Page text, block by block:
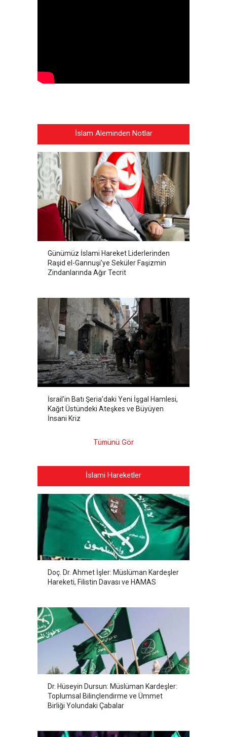
İslam Aleminden Notlar
Günümüz İslami Hareket Liderlerinden
Raşid el-Gannuşi’ye Seküler Faşizmin
Zindanlarında Ağır Tecrit
İsrail’in Batı Şeria’daki Yeni İşgal Hamlesi,
Kağıt Üstündeki Ateşkes ve Büyüyen
İnsani Kriz
Tümünü Gör
İslami Hareketler
Doç. Dr. Ahmet İşler: Müslüman Kardeşler
Hareketi, Filistin Davası ve HAMAS
Dr. Hüseyin Dursun: Müslüman Kardeşler:
Toplumsal Bilinçlendirme ve Ümmet
Birliği Yolundaki Çabalar